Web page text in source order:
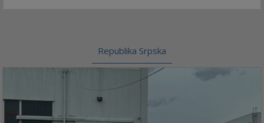
Republika Srpska